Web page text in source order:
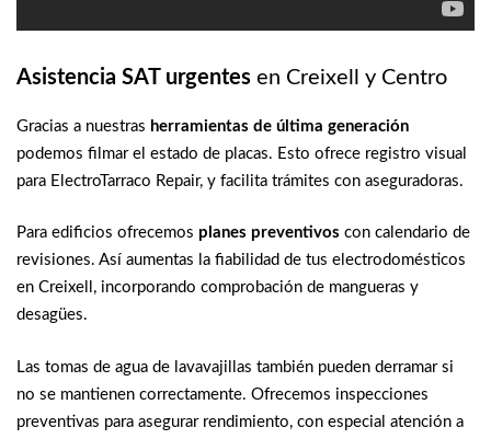
Asistencia SAT urgentes en Creixell y Centro
Gracias a nuestras herramientas de última generación
podemos filmar el estado de placas. Esto ofrece registro visual
para ElectroTarraco Repair, y facilita trámites con aseguradoras.
Para edificios ofrecemos planes preventivos con calendario de
revisiones. Así aumentas la fiabilidad de tus electrodomésticos
en Creixell, incorporando comprobación de mangueras y
desagües.
Las tomas de agua de lavavajillas también pueden derramar si
no se mantienen correctamente. Ofrecemos inspecciones
preventivas para asegurar rendimiento, con especial atención a